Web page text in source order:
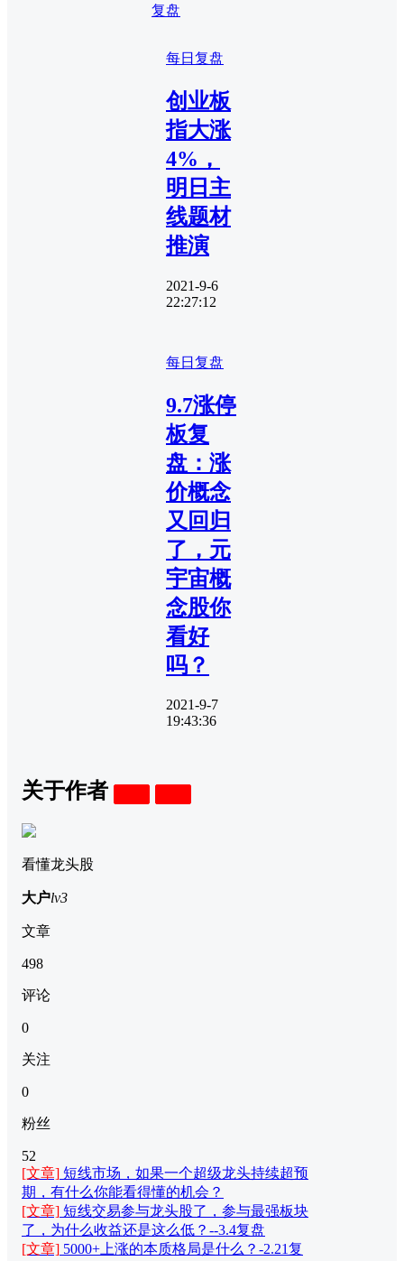
复盘
每日复盘
创业板
指大涨
4%，
明日主
线题材
推演
2021-9-6
22:27:12
每日复盘
9.7涨停
板复
盘：涨
价概念
又回归
了，元
宇宙概
念股你
看好
吗？
2021-9-7
19:43:36
关于作者
看懂龙头股
大户lv3
文章
498
评论
0
关注
0
粉丝
52
[文章] 短线市场，如果一个超级龙头持续超预
期，有什么你能看得懂的机会？
[文章] 短线交易参与龙头股了，参与最强板块
了，为什么收益还是这么低？--3.4复盘
[文章] 5000+上涨的本质格局是什么？-2.21复